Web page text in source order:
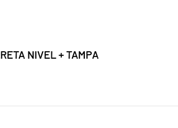
NIVEL + TAMPA